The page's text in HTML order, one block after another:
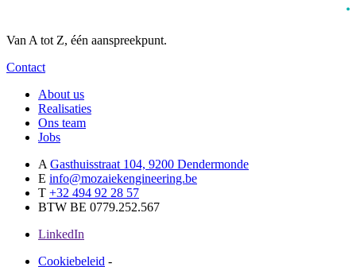
Van A tot Z, één aanspreekpunt.
Contact
About us
Realisaties
Ons team
Jobs
A Gasthuisstraat 104, 9200 Dendermonde
E info@mozaiekengineering.be
T +32 494 92 28 57
BTW BE 0779.252.567
LinkedIn
Cookiebeleid -